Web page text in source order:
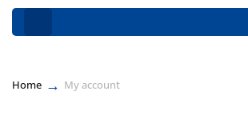
Home → My account